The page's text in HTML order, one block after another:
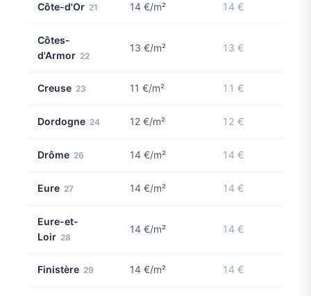
Côte-d'Or 21 14 €/m² 14 €
Côtes-
d'Armor 22
13 €/m² 13 €
Creuse 23 11 €/m² 11 €
Dordogne 24 12 €/m² 12 €
Drôme 26 14 €/m² 14 €
Eure 27 14 €/m² 14 €
Eure-et-
Loir 28
14 €/m² 14 €
Finistère 29 14 €/m² 14 €